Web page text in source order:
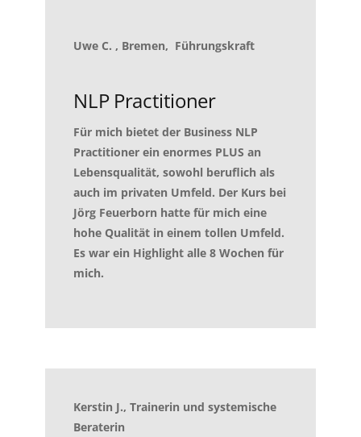
Uwe C. , Bremen, Führungskraft
NLP Practitioner
Für mich bietet der Business NLP
Practitioner ein enormes PLUS an
Lebensqualität, sowohl beruflich als
auch im privaten Umfeld. Der Kurs bei
Jörg Feuerborn hatte für mich eine
hohe Qualität in einem tollen Umfeld.
Es war ein Highlight alle 8 Wochen für
mich.
Kerstin J., Trainerin und systemische
Beraterin